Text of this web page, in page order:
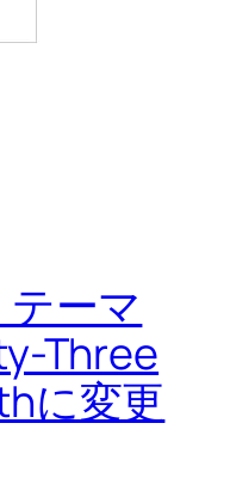
テーマ
Three
に変更